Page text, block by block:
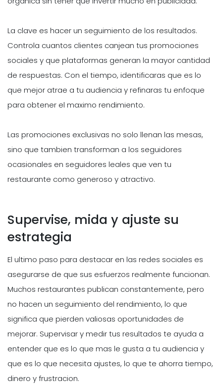
La clave es hacer un seguimiento de los resultados.
Controla cuantos clientes canjean tus promociones
sociales y que plataformas generan la mayor cantidad
de respuestas. Con el tiempo, identificaras que es lo
que mejor atrae a tu audiencia y refinaras tu enfoque
para obtener el maximo rendimiento.
Las promociones exclusivas no solo llenan las mesas,
sino que tambien transforman a los seguidores
ocasionales en seguidores leales que ven tu
restaurante como generoso y atractivo.
Supervise, mida y ajuste su
estrategia
El ultimo paso para destacar en las redes sociales es
asegurarse de que sus esfuerzos realmente funcionan.
Muchos restaurantes publican constantemente, pero
no hacen un seguimiento del rendimiento, lo que
significa que pierden valiosas oportunidades de
mejorar. Supervisar y medir tus resultados te ayuda a
entender que es lo que mas le gusta a tu audiencia y
que es lo que necesita ajustes, lo que te ahorra tiempo,
dinero y frustracion.